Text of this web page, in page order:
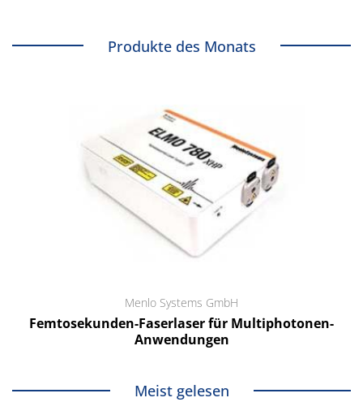
Produkte des Monats
Menlo Systems GmbH
Femtosekunden-Faserlaser für Multiphotonen-
Anwendungen
Meist gelesen